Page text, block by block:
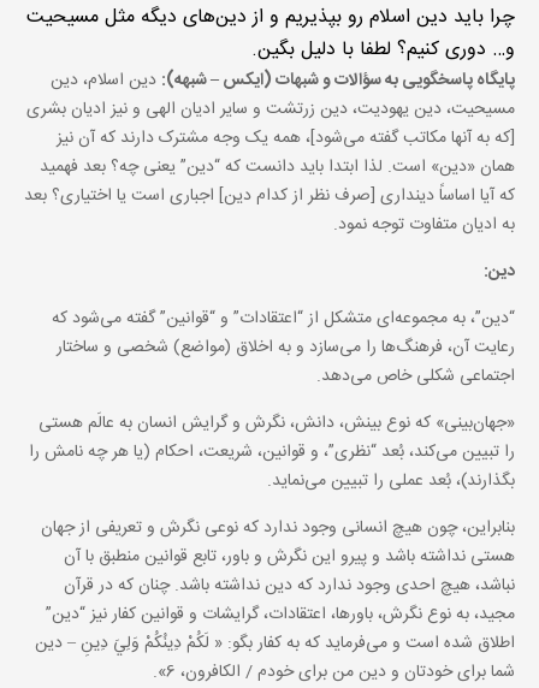
چرا باید دین اسلام رو بپذیریم و از دین‌های دیگه مثل مسیحیت
و… دوری کنیم؟ لطفا با دلیل بگین.
پایگاه پاسخگویی به سؤالات و شبهات (ایکس – شبهه): دین اسلام، دین
مسیحیت، دین یهودیت، دین زرتشت و سایر ادیان الهی و نیز ادیان بشری
[که به آنها مکاتب گفته می‌شود]، همه یک وجه مشترک دارند که آن نیز
همان «دین» است. لذا ابتدا باید دانست که “دین” یعنی چه؟ بعد فهمید
که آیا اساساً دینداری [صرف نظر از کدام دین] اجباری است یا اختیاری؟ بعد
به ادیان متفاوت توجه نمود.
دین:
“دین”، به مجموعه‌ای متشکل از “اعتقادات” و “قوانین” گفته می‌شود که
رعایت آن، فرهنگ‌ها را می‌سازد و به اخلاق (مواضع) شخصی و ساختار
اجتماعی شکلی خاص می‌دهد.
«جهان‌بینی» که نوع بینش، دانش، نگرش و گرایش انسان به عالَم هستی
را تبیین می‌کند، بُعد “نظری”، و قوانین، شریعت، احکام (یا هر چه نامش را
بگذارند)، بُعد عملی را تبیین می‌نماید.
بنابراین، چون هیچ انسانی وجود ندارد که نوعی نگرش و تعریفی از جهان
هستی نداشته باشد و پیرو این نگرش و باور، تابع قوانین منطبق با آن
نباشد، هیچ احدی وجود ندارد که دین نداشته باشد. چنان که در قرآن
مجید، به نوع نگرش، باورها، اعتقادات، گرایشات و قوانین کفار نیز “دین”
اطلاق شده است و می‌فرماید که به کفار بگو: « لَكُمْ دِينُكُمْ وَلِيَ دِينِ – دین
شما برای خودتان و دین من برای خودم / الکافرون، 6».